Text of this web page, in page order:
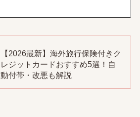
【2026最新】海外旅行保険付きク
レジットカードおすすめ5選！自
動付帯・改悪も解説